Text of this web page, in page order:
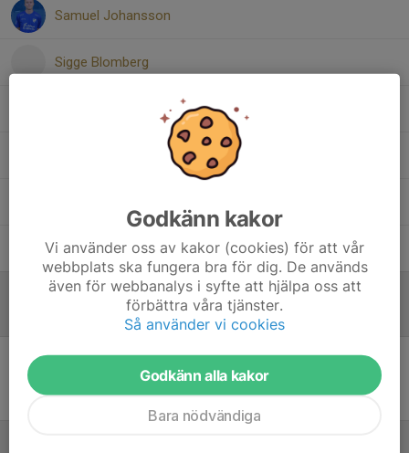
Samuel Johansson
Sigge Blomberg
Viktor Gustafsson
Inget referat skrivet
Godkänn kakor
Vi använder oss av kakor (cookies) för att vår
webbplats ska fungera bra för dig. De används
även för webbanalys i syfte att hjälpa oss att
förbättra våra tjänster.
Så använder vi cookies
Godkänn alla kakor
Bara nödvändiga